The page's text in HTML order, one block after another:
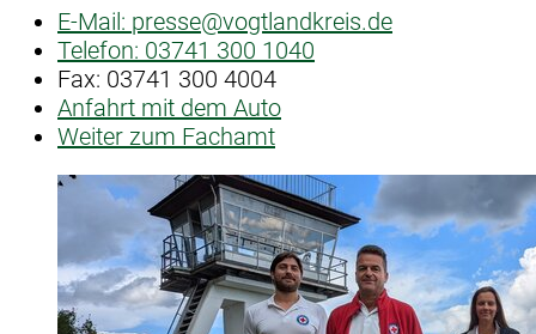
E-Mail: presse@vogtlandkreis.de
Telefon: 03741 300 1040
Fax: 03741 300 4004
Anfahrt mit dem Auto
Weiter zum Fachamt